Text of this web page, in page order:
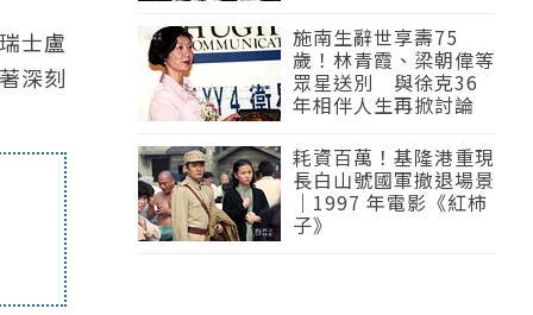
士盧
深刻
施南生辭世享壽75
歲！林青霞、梁朝偉等
眾星送別 與徐克36
年相伴人生再掀討論
耗資百萬！基隆港重現
長白山號國軍撤退場景
｜1997 年電影《紅柿
子》